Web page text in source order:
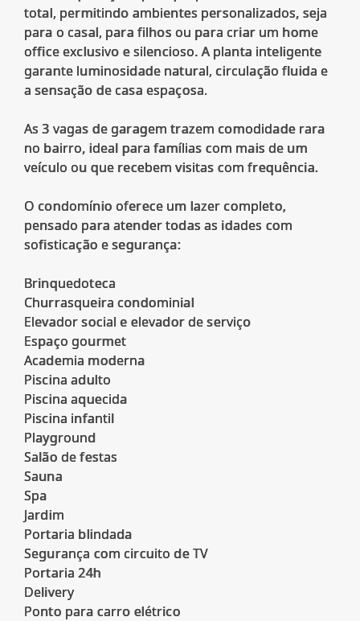
total, permitindo ambientes personalizados, seja
para o casal, para filhos ou para criar um home
office exclusivo e silencioso. A planta inteligente
garante luminosidade natural, circulação fluida e
a sensação de casa espaçosa.
As 3 vagas de garagem trazem comodidade rara
no bairro, ideal para famílias com mais de um
veículo ou que recebem visitas com frequência.
O condomínio oferece um lazer completo,
pensado para atender todas as idades com
sofisticação e segurança:
Brinquedoteca
Churrasqueira condominial
Elevador social e elevador de serviço
Espaço gourmet
Academia moderna
Piscina adulto
Piscina aquecida
Piscina infantil
Playground
Salão de festas
Sauna
Spa
Jardim
Portaria blindada
Segurança com circuito de TV
Portaria 24h
Delivery
Ponto para carro elétrico